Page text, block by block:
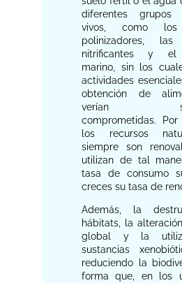
diferentes grupos
vivos, como los
polinizadores, las
nitrificantes y el
marino, sin los
actividades
obtención de
verían
comprometidas. Por
los recursos
siempre son
utilizan de tal
tasa de consumo
creces su tasa de
Además, la
hábitats, la
global y la
sustancias
reduciendo la
forma que, en los